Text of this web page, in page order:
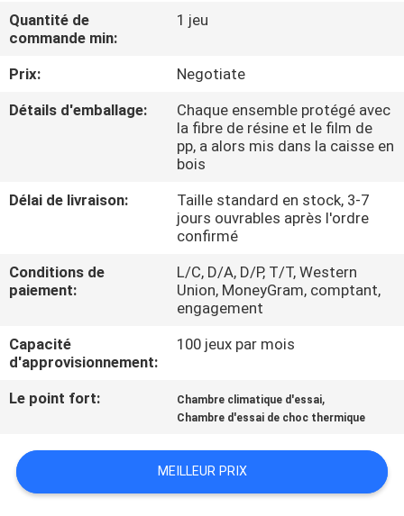
VISITE
CONTRÔLE
NOUS
UNE
CITATION
DU
SITE
Quantité de
commande min:
1 jeu
Prix:
Negotiate
Détails d'emballage:
Chaque ensemble protégé avec
la fibre de résine et le film de
pp, a alors mis dans la caisse en
bois
Délai de livraison:
Taille standard en stock, 3-7
jours ouvrables après l'ordre
confirmé
Conditions de
paiement:
L/C, D/A, D/P, T/T, Western
Union, MoneyGram, comptant,
engagement
Capacité
d'approvisionnement:
100 jeux par mois
Le point fort: Chambre climatique d'essai,
Chambre d'essai de choc thermique
MEILLEUR PRIX